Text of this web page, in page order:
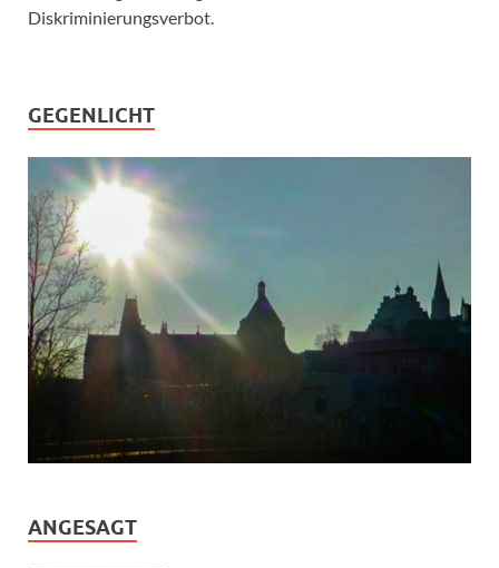
Diskriminierungsverbot.
GEGENLICHT
ANGESAGT